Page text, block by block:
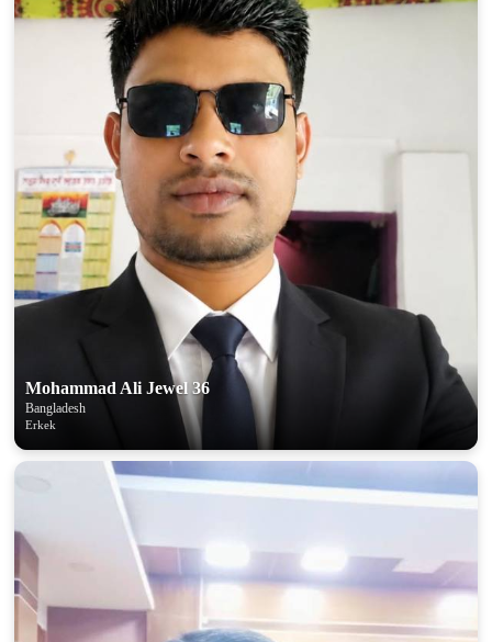
Mohammad Ali Jewel 36
Bangladesh
Erkek